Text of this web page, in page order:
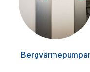
Bergvärmepumpar